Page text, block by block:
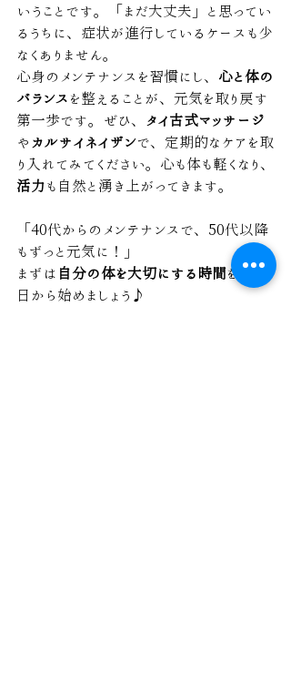
いうことです。「まだ大丈夫」と思ってい
るうちに、症状が進行しているケースも少
なくありません。
心身のメンテナンスを習慣にし、 心と体の
バランスを整えることが、元気を取り戻す
第一歩です。ぜひ、 タイ古式マッサージ
やカルサイネイザンで、定期的なケアを取
り入れてみてください。心も体も軽くなり、
活力も自然と湧き上がってきます。
「40代からのメンテナンスで、50代以降
もずっと元気に！」
まずは 自分の体を大切にする時間を、今
日から始めましょう♪